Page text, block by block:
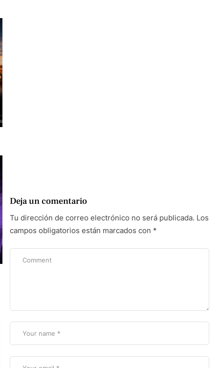
Deja un comentario
Tu dirección de correo electrónico no será publicada. Los
campos obligatorios están marcados con *